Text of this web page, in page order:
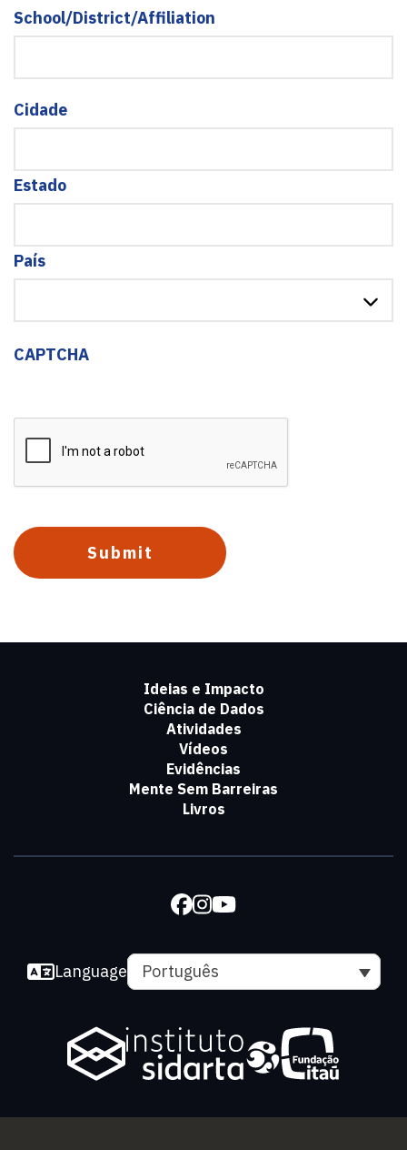
School/District/Affiliation
Cidade
Estado
País
CAPTCHA
Ideias e Impacto
Ciência de Dados
Atividades
Vídeos
Evidências
Mente Sem Barreiras
Livros
Language Português